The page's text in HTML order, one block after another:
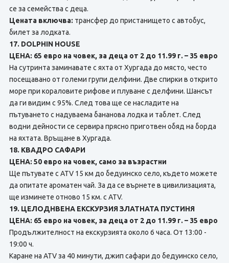
се за семейства с деца.
Цената включва: трансфер до пристанището с автобус,
билет за лодката.
17. DOLPHIN HOUSE
ЦЕНА: 65 евро на човек, за деца от 2 до 11.99 г. – 35 евро
На сутринта заминавате с яхта от Хургада до място, често
посещавано от големи групи делфини. Две спирки в открито
море при кораловите рифове и плуване с делфини. Шансът
да ги видим с 95%. След това ще се насладите на
пътуването с надуваема бананова лодка и таблет. След
водни дейности се сервира прясно приготвен обяд на борда
на яхтата. Връщане в Хургада.
18. КВАДРО САФАРИ
ЦЕНА: 50 евро на човек, само за възрастни
Ще пътувате с ATV 15 км до бедуинско село, където можете
да опитате ароматен чай. За да се върнете в цивилизацията,
ще изминете отново 15 км. с ATV.
19. ЦЕЛОДНВЕНА ЕКСКУРЗИЯ ЗЛАТНАТА ПУСТИНЯ
ЦЕНА: 65 евро на човек, за деца от 2 до 11.99 г. – 35 евро
Продължителност на екскурзията около 6 часа. От 13:00 -
19:00 ч.
Каране на ATV за 40 минути, джип сафари до бедуинско село,